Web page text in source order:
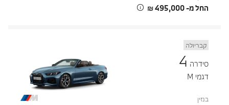
החל מ- ‏495,000 ‏₪
קבריולה
סידרה4
דגמי M
בנזין